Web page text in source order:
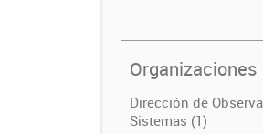
Organizaciones
Dirección de
Sistemas (1)